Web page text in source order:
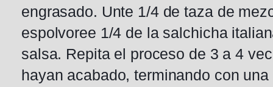
engrasado. Unte 1/4 de taza de
espolvoree 1/4 de la salchicha
salsa. Repita el proceso de 3 a 4
hayan acabado, terminando con